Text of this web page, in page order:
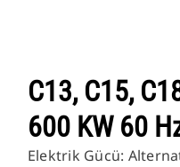
C13, C15,
600 KW 60
Elektrik Gücü: